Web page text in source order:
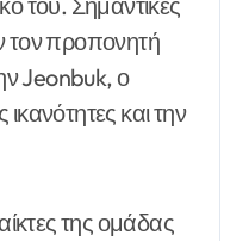
τον προπονητή
Jeonbuk, ο
ικανότητες και την
της ομάδας